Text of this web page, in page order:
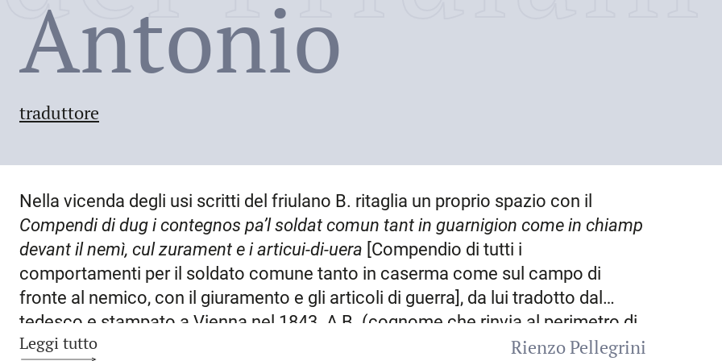
Antonio
traduttore
Nella vicenda degli usi scritti del friulano B. ritaglia un proprio spazio con il
Compendi di dug i contegnos pa’l soldat comun tant in guarnigion come in chiamp
devant il nemì, cul zurament e i articui-di-uera [Compendio di tutti i
comportamenti per il soldato comune tanto in caserma come sul campo di
fronte al nemico, con il giuramento e gli articoli di guerra], da lui tradotto dal
tedesco e stampato a Vienna nel 1843. A B. (cognome che rinvia al perimetro di
Gorizia, ma si completi: de Jacomini & Sigisberg) si deve anche il testo italiano:Il
Leggi tutto
Rienzo Pellegrini